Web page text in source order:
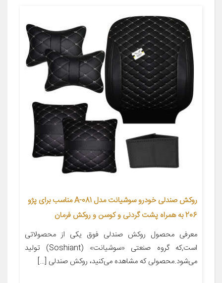
روکش صندلی خودرو سوشیانت مدل A-081 مناسب برای پژو
206 به همراه پشت گردنی و کوسن و روکش فرمان
معرفی محصول روکش صندلی فوق یکی از محصولاتی
است,که گروه صنعتی «سوشیانت» (Soshiant) تولید
می‌شود.محصولی که مشاهده می‌کنید، روکش صندلی […]